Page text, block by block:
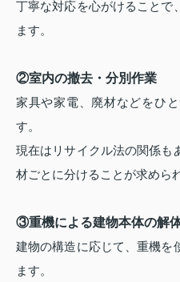
丁寧な対応を心がけることで
ます。
②室内の撤去・分別作業
家具や家電、廃材などをひ
す。
現在はリサイクル法の関係も
材ごとに分けることが求めら
③重機による建物本体の解
建物の構造に応じて、重機を
ます。